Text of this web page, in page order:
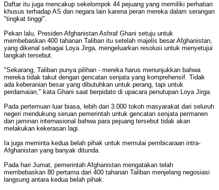
Daftar itu juga mencakup sekelompok 44 pejuang yang memiliki perhatian
khusus terhadap AS dan negara lain karena peran mereka dalam serangan
"tingkat tinggi".
Pekan lalu, Presiden Afghanistan Ashraf Ghani setuju untuk
membebaskan 400 tahanan Taliban itu setelah majelis besar Afghanistan,
yang dikenal sebagai Loya Jirga, mengeluarkan resolusi untuk menyetujui
langkah tersebut.
"Sekarang, Taliban punya pilihan - mereka harus menunjukkan bahwa
mereka tidak takut dengan gencatan senjata yang komprehensif. Tidak
ada keberanian besar yang dibutuhkan untuk perang, tapi untuk
perdamaian," kata Ghani saat berpidato di upacara penutupan Loya Jirga.
Pada pertemuan luar biasa, lebih dari 3.000 tokoh masyarakat dari seluruh
negeri mendukung seruan pemerintah untuk gencatan senjata permanen
dan jaminan internasional bahwa para pejuang tersebut tidak akan
melakukan kekerasan lagi.
Ia juga meminta kedua belah pihak untuk memulai pembicaraan intra-
Afghanistan yang banyak ditunda.
Pada hari Jumat, pemerintah Afghanistan mengatakan telah
membebaskan 80 pertama dari 400 tahanan Taliban menjelang negosiasi
langsung antara kedua belah pihak.